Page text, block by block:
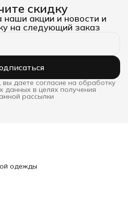
скидку
акции и новости и
на следующий заказ
даете согласие на обработку
данных в целях получения
рассылки
одежды